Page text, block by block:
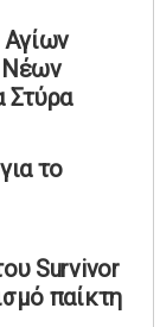
Αγίων
Νέων
Στύρα
το
Survivor
παίκτη